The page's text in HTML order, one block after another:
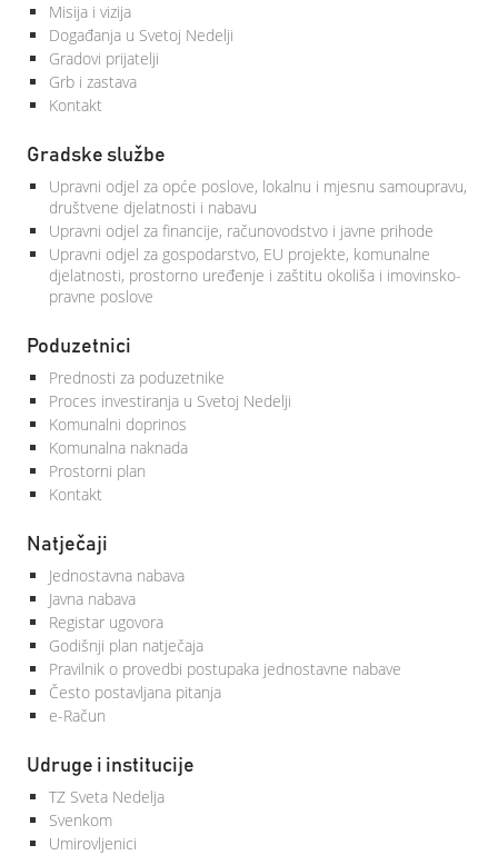
Misija i vizija
Događanja u Svetoj Nedelji
Gradovi prijatelji
Grb i zastava
Kontakt
Gradske službe
Upravni odjel za opće poslove, lokalnu i mjesnu samoupravu,
društvene djelatnosti i nabavu
Upravni odjel za financije, računovodstvo i javne prihode
Upravni odjel za gospodarstvo, EU projekte, komunalne
djelatnosti, prostorno uređenje i zaštitu okoliša i imovinsko-
pravne poslove
Poduzetnici
Prednosti za poduzetnike
Proces investiranja u Svetoj Nedelji
Komunalni doprinos
Komunalna naknada
Prostorni plan
Kontakt
Natječaji
Jednostavna nabava
Javna nabava
Registar ugovora
Godišnji plan natječaja
Pravilnik o provedbi postupaka jednostavne nabave
Često postavljana pitanja
e-Račun
Udruge i institucije
TZ Sveta Nedelja
Svenkom
Umirovljenici